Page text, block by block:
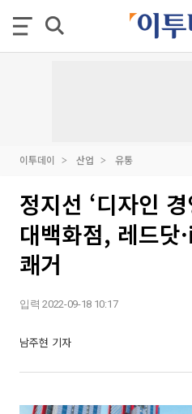
이투데이 산업 유통
정지선 ‘디자인
대백화점, 레드닷
쾌거
입력 2022-09-18 10:17
남주현 기자